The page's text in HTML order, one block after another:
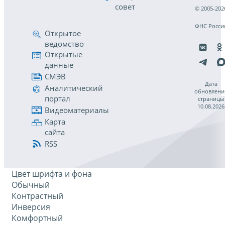
совет
Открытое
ведомство
Открытые
данные
СМЭВ
Аналитический
портал
Видеоматериалы
Карта
сайта
RSS
© 2005-
ФНС
Дата
страницы
10.08.2026
Цвет шрифта и фона
Обычный
Контрастный
Инверсия
Комфортный